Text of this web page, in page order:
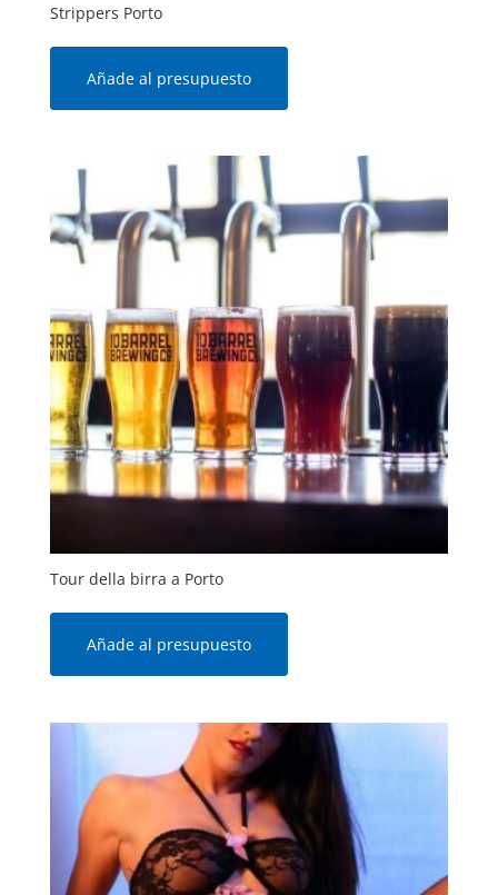
Strippers Porto
Añade al presupuesto
Tour della birra a Porto
Añade al presupuesto